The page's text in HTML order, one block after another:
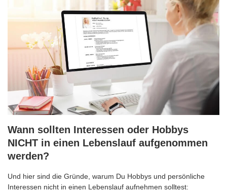
Wann sollten Interessen oder Hobbys
NICHT in einen Lebenslauf aufgenommen
werden?
Und hier sind die Gründe, warum Du Hobbys und persönliche
Interessen nicht in einen Lebenslauf aufnehmen solltest: